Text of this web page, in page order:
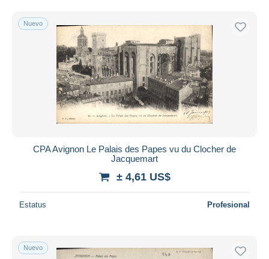
Nuevo
CPA Avignon Le Palais des Papes vu du Clocher de
Jacquemart
± 4,61 US$
Estatus Profesional
Nuevo